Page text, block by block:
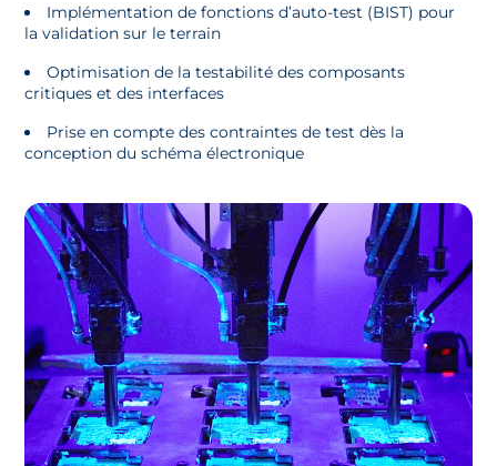
Implémentation de fonctions d’auto-test (BIST) pour
la validation sur le terrain
Optimisation de la testabilité des composants
critiques et des interfaces
Prise en compte des contraintes de test dès la
conception du schéma électronique